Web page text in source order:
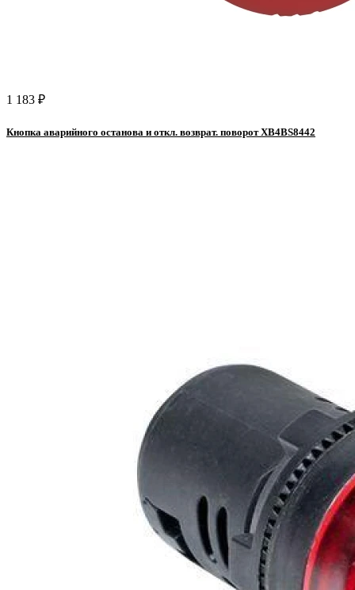
1 183 ₽
Кнопка аварийного останова и откл. возврат. поворот XB4BS8442